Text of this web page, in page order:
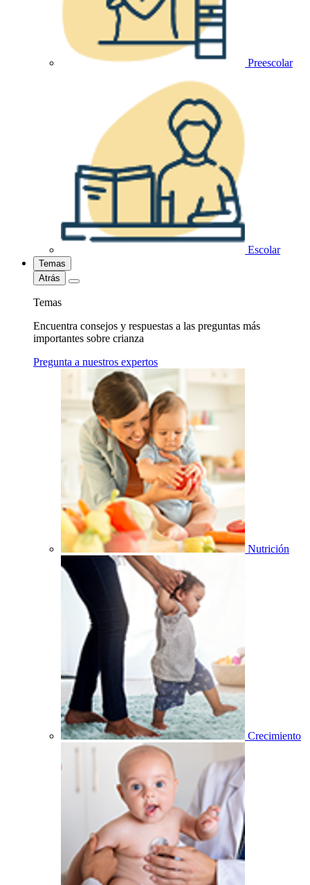
Preescolar
Escolar
Temas
Atrás
Temas
Encuentra consejos y respuestas a las preguntas más
importantes sobre crianza
Pregunta a nuestros expertos
Nutrición
Crecimiento